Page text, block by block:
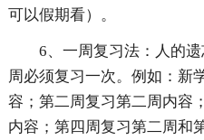
可以假期看）。
6、一周复习法：人的
周必须复习一次。例如：新
容；第二周复习第二周内容
内容；第四周复习第二周和